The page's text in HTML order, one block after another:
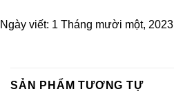
Ngày viết: 1 Tháng mười một, 2023
SẢN PHẨM TƯƠNG TỰ